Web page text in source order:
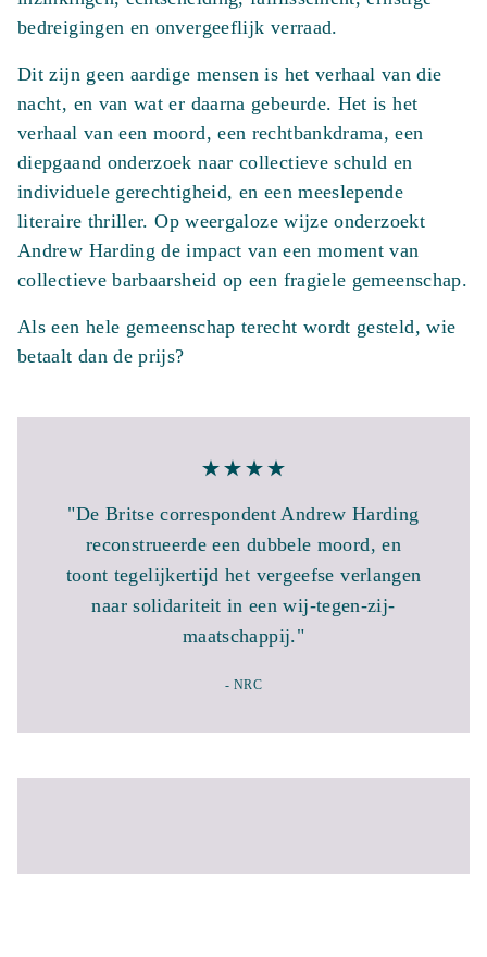
bedreigingen en onvergeeflijk verraad.
Dit zijn geen aardige mensen is het verhaal van die
nacht, en van wat er daarna gebeurde. Het is het
verhaal van een moord, een rechtbankdrama, een
diepgaand onderzoek naar collectieve schuld en
individuele gerechtigheid, en een meeslepende
literaire thriller. Op weergaloze wijze onderzoekt
Andrew Harding de impact van een moment van
collectieve barbaarsheid op een fragiele gemeenschap.
Als een hele gemeenschap terecht wordt gesteld, wie
betaalt dan de prijs?
"De Britse correspondent Andrew Harding
reconstrueerde een dubbele moord, en
toont tegelijkertijd het vergeefse verlangen
naar solidariteit in een wij-tegen-zij-
maatschappij."
- NRC